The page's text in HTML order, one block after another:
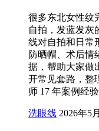
很多东北女性纹
自拍，发蓝发灰
线对自拍和日常
防晒帽、术后情
据，帮助大家做
开常见套路，整
师 17 年案例经
洗眼线 2026年5